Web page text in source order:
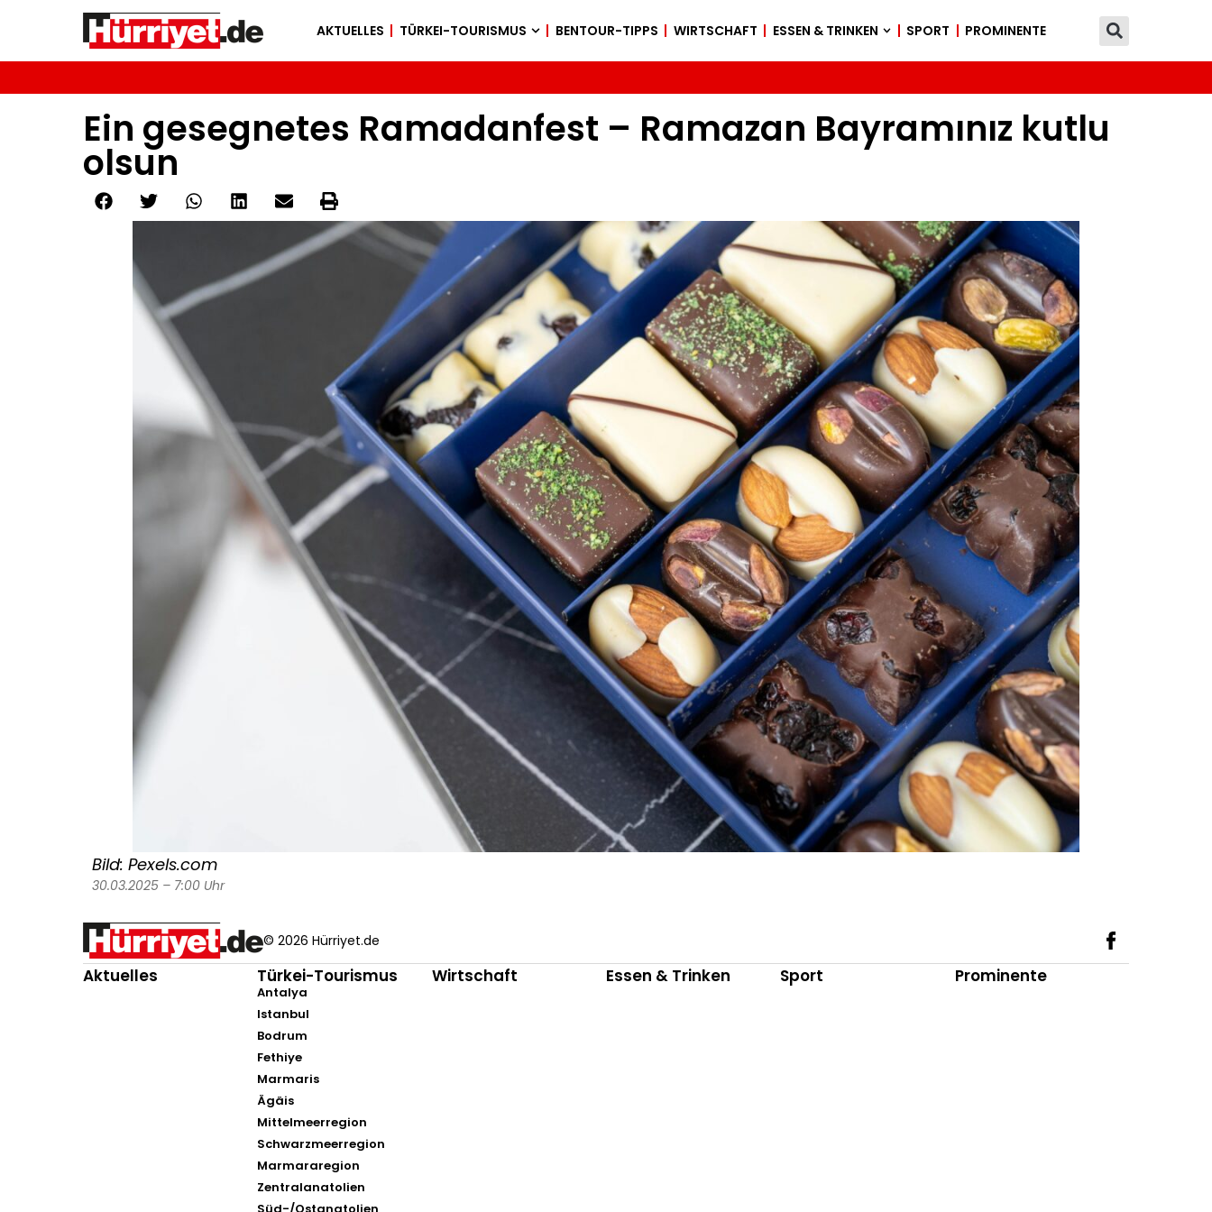
AKTUELLES TÜRKEI-TOURISMUS BENTOUR-TIPPS WIRTSCHAFT ESSEN & TRINKEN SPORT PROMINENTE
Ein gesegnetes Ramadanfest – Ramazan Bayramınız kutlu
olsun
Bild: Pexels.com
30.03.2025 – 7:00 Uhr
© 2026 Hürriyet.de
Aktuelles Türkei-Tourismus
Antalya
Istanbul
Bodrum
Fethiye
Marmaris
Ägäis
Mittelmeerregion
Schwarzmeerregion
Marmararegion
Zentralanatolien
Wirtschaft Essen & Trinken Sport Prominente